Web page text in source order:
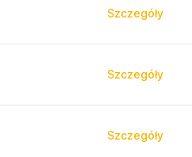
Szczegóły
Szczegóły
Szczegóły